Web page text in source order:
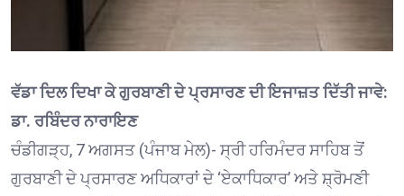
ਵੱਡਾ ਦਿਲ ਦਿਖਾ ਕੇ ਗੁਰਬਾਣੀ ਦੇ ਪ੍ਰਸਾਰਣ ਦੀ ਇਜਾਜ਼ਤ ਦਿੱਤੀ ਜਾਵੇ:
ਡਾ. ਰਬਿੰਦਰ ਨਾਰਾਇਣ
ਚੰਡੀਗੜ੍ਹ, 7 ਅਗਸਤ (ਪੰਜਾਬ ਮੇਲ)- ਸ੍ਰੀ ਹਰਿਮੰਦਰ ਸਾਹਿਬ ਤੋਂ
ਗੁਰਬਾਣੀ ਦੇ ਪ੍ਰਸਾਰਣ ਅਧਿਕਾਰਾਂ ਦੇ ‘ਏਕਾਧਿਕਾਰ’ ਅਤੇ ਸ਼੍ਰੋਮਣੀ